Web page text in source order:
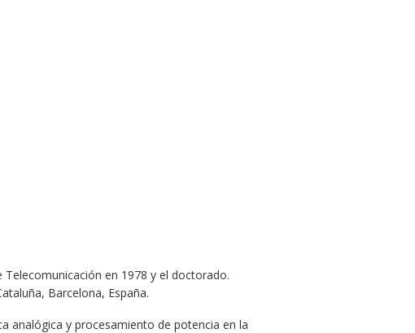
en 1978 y el doctorado.
Barcelona, ​​España.
analógica y procesamiento de potencia en la